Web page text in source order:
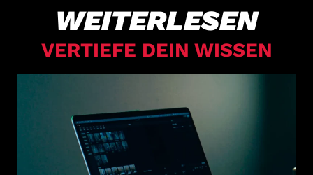
WEITERLESEN
VERTIEFE DEIN WISSEN